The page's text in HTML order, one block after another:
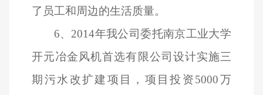
了员工和周边的生活质量。
6、2014年我公司委托南京工业大学
开元冶金风机首选有限公司设计实施三
期污水改扩建项目，项目投资5000万